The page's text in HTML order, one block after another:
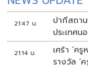
21:47 น.
ปากีสถา
ประเทศ
21:14 น.
เศร้า ‘ค
รางวัล ‘